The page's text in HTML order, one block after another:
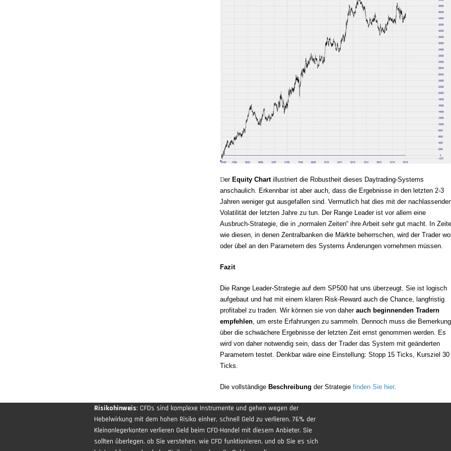
Der Equity Chartillustriert die Robustheit dieses Daytrading-Systems
anschaulich. Erkennbar ist aber auch, dass die Ergebnisse in den letzten 2-3
Jahren weniger gut ausgefallen sind. Vermutlich hat dies mit der
Volatilität der letzten Jahre zu tun. Der Range Leader ist vor allem eine
Ausbruch-Strategie, die in „normalen Zeiten“ ihre Arbeit sehr gut macht. In
wie diesen, in denen Zentralbanken die Märkte beherrschen, wird der Trader
oder übel an den Parametern des Systems Änderungen vornehmen müssen.
Fazit
Die Range Leader-Strategie auf dem SP500 hat uns überzeugt. Sie ist logisch
aufgebaut und hat mit einem klaren Risk-Reward auch die Chance, langfristig
profitabel zu traden. Wir können sie von daher auch beginnenden Tradern
empfehlen, um erste Erfahrungen zu sammeln. Dennoch muss die Bemerkung
über die schwächere Ergebnisse der letzten Zeit ernst genommen werden. Es
wird von daher notwendig sein, dass der Trader das System mit geänderten
Parametern testet. Denkbar wäre eine Einstellung: Stopp 15 Ticks, Kursziel 30
Ticks.
Die vollständige Beschreibung der Strategie finden Sie hier.
Risikohinweis: CFDs sind komplexe Instrumente und gehen wegen der
Hebelwirkung mit dem hohen Risiko einher, schnell Geld zu verlieren. 76% der
Kleinanlegerkonten verlieren Geld beim CFD-Handel mit diesem Anbieter. Sie
sollten überlegen, ob Sie verstehen, wie CFD funktionieren, und ob Sie es sich